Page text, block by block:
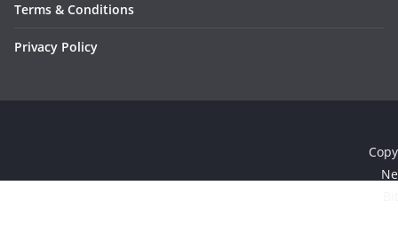
Terms & Conditions
Privacy Policy